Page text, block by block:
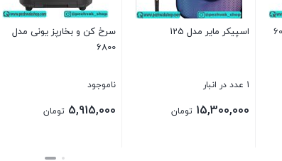
اسپیکر مایر مدل 125
1 عدد در انبار
15,300,000 تومان
سرخ کن و بخارپز یونی مدل
6800
ناموجود
5,915,000 تومان